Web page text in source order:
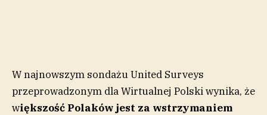
W najnowszym sondażu United Surveys
przeprowadzonym dla Wirtualnej Polski wynika, że
większość Polaków jest za wstrzymaniem